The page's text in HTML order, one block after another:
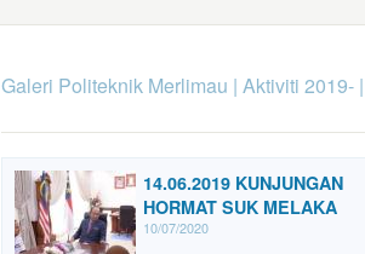
Galeri Politeknik Merlimau | Aktiviti 2019-
14.06.2019 KUNJUNGAN
HORMAT SUK MELAKA
10/07/2020